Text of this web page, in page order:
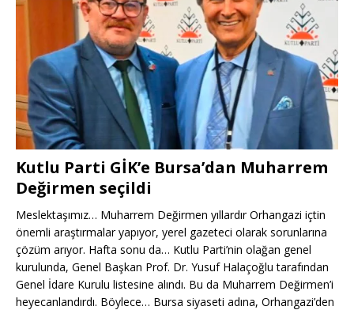
Kutlu Parti GİK’e Bursa’dan Muharrem
Değirmen seçildi
Meslektaşımız… Muharrem Değirmen yıllardır Orhangazi içtin
önemli araştırmalar yapıyor, yerel gazeteci olarak sorunlarına
çözüm arıyor. Hafta sonu da… Kutlu Parti’nin olağan genel
kurulunda, Genel Başkan Prof. Dr. Yusuf Halaçoğlu tarafından
Genel İdare Kurulu listesine alındı. Bu da Muharrem Değirmen’i
heyecanlandırdı. Böylece… Bursa siyaseti adına, Orhangazi’den